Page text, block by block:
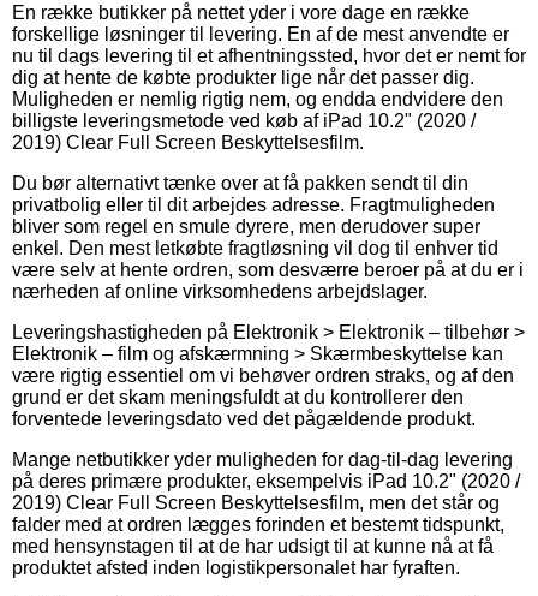
En række butikker på nettet yder i vore dage en række
forskellige løsninger til levering. En af de mest anvendte er
nu til dags levering til et afhentningssted, hvor det er nemt for
dig at hente de købte produkter lige når det passer dig.
Muligheden er nemlig rigtig nem, og endda endvidere den
billigste leveringsmetode ved køb af iPad 10.2" (2020 /
2019) Clear Full Screen Beskyttelsesfilm.
Du bør alternativt tænke over at få pakken sendt til din
privatbolig eller til dit arbejdes adresse. Fragtmuligheden
bliver som regel en smule dyrere, men derudover super
enkel. Den mest letkøbte fragtløsning vil dog til enhver tid
være selv at hente ordren, som desværre beroer på at du er i
nærheden af online virksomhedens arbejdslager.
Leveringshastigheden på Elektronik > Elektronik – tilbehør >
Elektronik – film og afskærmning > Skærmbeskyttelse kan
være rigtig essentiel om vi behøver ordren straks, og af den
grund er det skam meningsfuldt at du kontrollerer den
forventede leveringsdato ved det pågældende produkt.
Mange netbutikker yder muligheden for dag-til-dag levering
på deres primære produkter, eksempelvis iPad 10.2" (2020 /
2019) Clear Full Screen Beskyttelsesfilm, men det står og
falder med at ordren lægges forinden et bestemt tidspunkt,
med hensynstagen til at de har udsigt til at kunne nå at få
produktet afsted inden logistikpersonalet har fyraften.